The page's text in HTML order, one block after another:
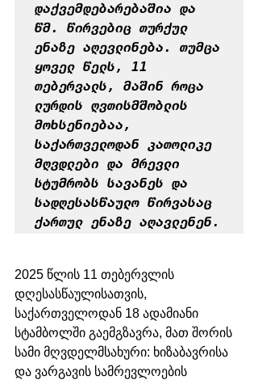
დაქვემდებარებაშია და
წმ. წირვებიც თურქულ
ენაზე აღევლინება. თუმცა
ყოველ წელს, 11
თებერვალს, მაშინ როცა
ლურდის ღვთისმშობლის
მოხსენიებაა,
საქართველოდან კათოლიკე
მღვდლები და მრევლი
სტუმრობს სავანეს და
სადღესასწაულო წირვასაც
ქართულ ენაზე აღავლენენ.
2025 წლის 11 თებერვლის
დღესასწაულისათვის,
საქართველოდან 18 ადამიანი
სტამბოლში გაემგზავრა, მათ შორის
სამი მღვდელმსახური: ხიზაბავრისა
და ვარგავის სამრევლოების